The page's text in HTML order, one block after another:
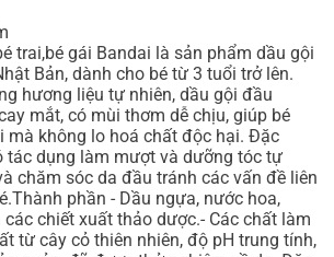
trai,bé gái Bandai là sản phẩm dầu gội
Bản, dành cho bé từ 3 tuổi trở lên.
hương liệu tự nhiên, dầu gội đầu
mắt, có mùi thơm dễ chịu, giúp bé
mà không lo hoá chất độc hại. Đặc
tác dụng làm mượt và dưỡng tóc tự
chăm sóc da đầu tránh các vấn đề liên
phần - Dầu ngựa, nước hoa,
chiết xuất thảo dược.- Các chất làm
từ cây cỏ thiên nhiên, độ pH trung tính,